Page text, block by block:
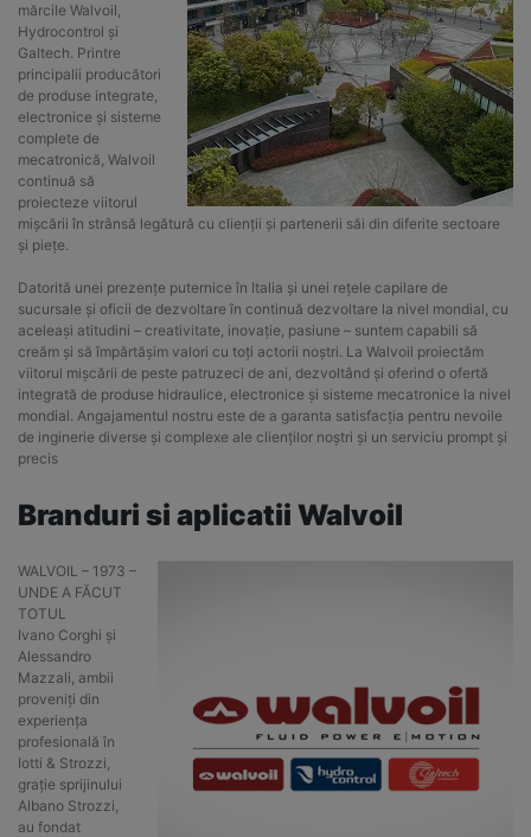
mărcile Walvoil,
Hydrocontrol și
Galtech. Printre
principalii producători
de produse integrate,
electronice și sisteme
complete de
mecatronică, Walvoil
continuă să
proiecteze viitorul
mișcării în strânsă legătură cu clienții și partenerii săi din diferite sectoare
și piețe.
Datorită unei prezențe puternice în Italia și unei rețele capilare de
sucursale și oficii de dezvoltare în continuă dezvoltare la nivel mondial, cu
aceleași atitudini – creativitate, inovație, pasiune – suntem capabili să
creăm și să împărtășim valori cu toți actorii noștri. La Walvoil proiectăm
viitorul mișcării de peste patruzeci de ani, dezvoltând și oferind o ofertă
integrată de produse hidraulice, electronice și sisteme mecatronice la nivel
mondial. Angajamentul nostru este de a garanta satisfacția pentru nevoile
de inginerie diverse și complexe ale clienților noștri și un serviciu prompt și
precis
Branduri si aplicatii Walvoil
WALVOIL – 1973 –
UNDE A FĂCUT
TOTUL
Ivano Corghi și
Alessandro
Mazzali, ambii
proveniți din
experiența
profesională în
Iotti & Strozzi,
grație sprijinului
Albano Strozzi,
au fondat